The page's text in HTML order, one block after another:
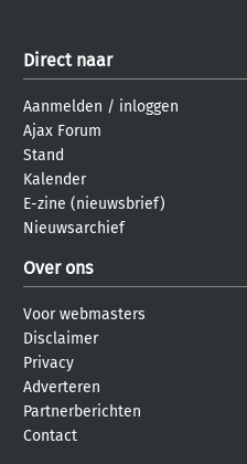
Direct naar
Aanmelden / inloggen
Ajax Forum
Stand
Kalender
E-zine (nieuwsbrief)
Nieuwsarchief
Over ons
Voor webmasters
Disclaimer
Privacy
Adverteren
Partnerberichten
Contact